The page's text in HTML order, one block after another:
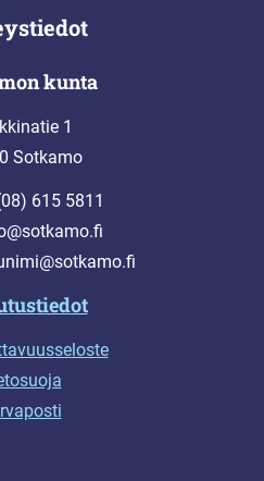
kunta
1
Sotkamo
615 5811